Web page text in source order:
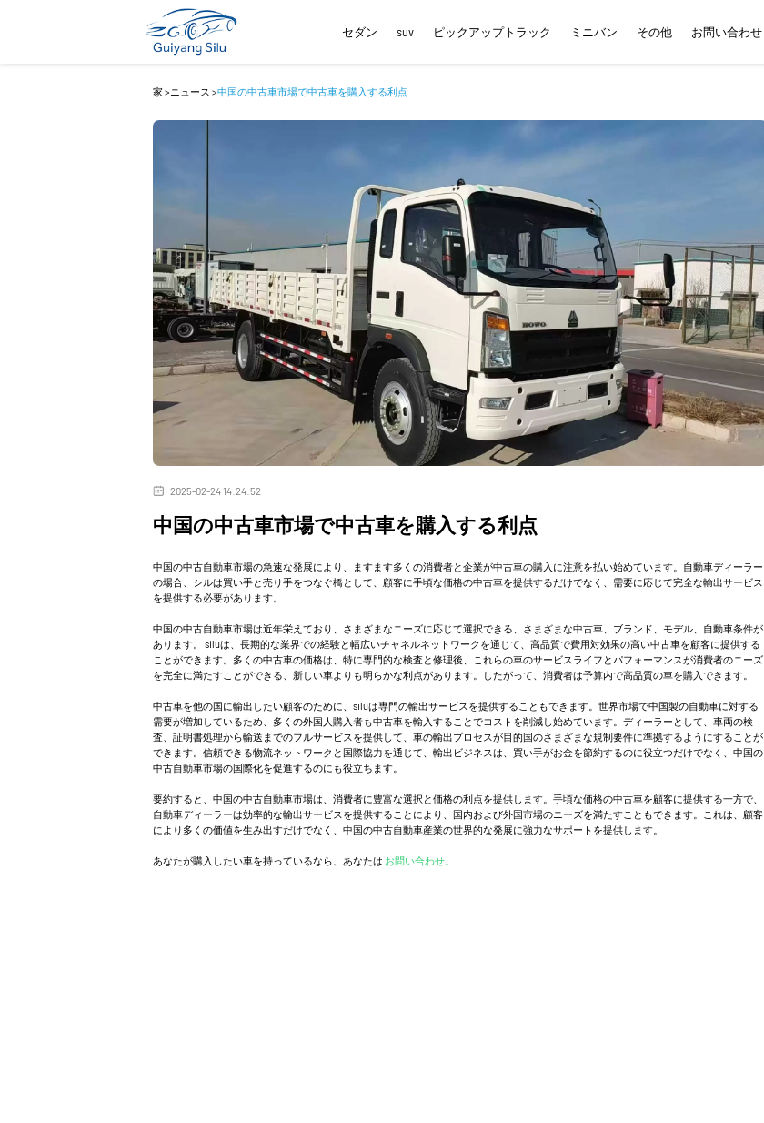
セダン suv ピックアップトラック ミニバン その他 お問い合わせ
家 > ニュース >中国の中古車市場で中古車を購入する利点
2025-02-24 14:24:52
中国の中古車市場で中古車を購入する利点
中国の中古自動車市場の急速な発展により、ますます多くの消費者と企業が中古車の購入に注意を払い始めています。自動車ディーラー
の場合、シルは買い手と売り手をつなぐ橋として、顧客に手頃な価格の中古車を提供するだけでなく、需要に応じて完全な輸出サービス
を提供する必要があります。
中国の中古自動車市場は近年栄えており、さまざまなニーズに応じて選択できる、さまざまな中古車、ブランド、モデル、自動車条件が
あります。 siluは、長期的な業界での経験と幅広いチャネルネットワークを通じて、高品質で費用対効果の高い中古車を顧客に提供する
ことができます。多くの中古車の価格は、特に専門的な検査と修理後、これらの車のサービスライフとパフォーマンスが消費者のニーズ
を完全に満たすことができる、新しい車よりも明らかな利点があります。したがって、消費者は予算内で高品質の車を購入できます。
中古車を他の国に輸出したい顧客のために、siluは専門の輸出サービスを提供することもできます。世界市場で中国製の自動車に対する
需要が増加しているため、多くの外国人購入者も中古車を輸入することでコストを削減し始めています。ディーラーとして、車両の検
査、証明書処理から輸送までのフルサービスを提供して、車の輸出プロセスが目的国のさまざまな規制要件に準拠するようにすることが
できます。信頼できる物流ネットワークと国際協力を通じて、輸出ビジネスは、買い手がお金を節約するのに役立つだけでなく、中国の
中古自動車市場の国際化を促進するのにも役立ちます。
要約すると、中国の中古自動車市場は、消費者に豊富な選択と価格の利点を提供します。手頃な価格の中古車を顧客に提供する一方で、
自動車ディーラーは効率的な輸出サービスを提供することにより、国内および外国市場のニーズを満たすこともできます。これは、顧客
により多くの価値を生み出すだけでなく、中国の中古自動車産業の世界的な発展に強力なサポートを提供します。
あなたが購入したい車を持っているなら、あなたは お問い合わせ。